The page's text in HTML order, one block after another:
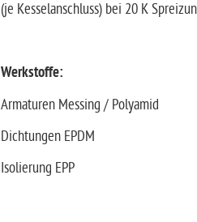
(je Kesselanschluss) bei 20 K
Werkstoffe:
Armaturen Messing / Polyamid
Dichtungen EPDM
Isolierung EPP